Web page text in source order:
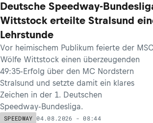
Deutsche Speedway-
Wittstock erteilte Stralsund
Lehrstunde
Vor heimischem Publikum feierte der MSC
Wölfe Wittstock einen überzeugenden
49:35‑Erfolg über den MC Nordstern
Stralsund und setzte damit ein klares
Zeichen in der 1. Deutschen
Speedway‑Bundesliga.
SPEEDWAY 04.08.2026 - 08:44